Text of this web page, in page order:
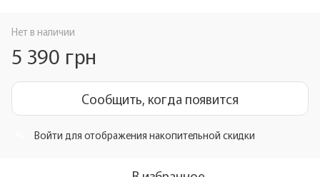
Нет в наличии
5 390 грн
Сообщить, когда появится
Войти для отображения накопительной скидки